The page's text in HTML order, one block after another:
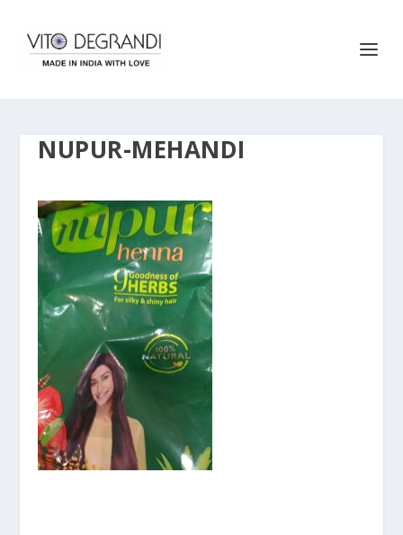
NUPUR-MEHANDI